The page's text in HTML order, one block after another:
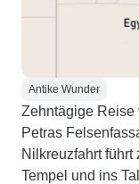
Antike Wunder
Zehntägige Reise
Petras
Nilkreuzfahrt führt
Tempel und ins